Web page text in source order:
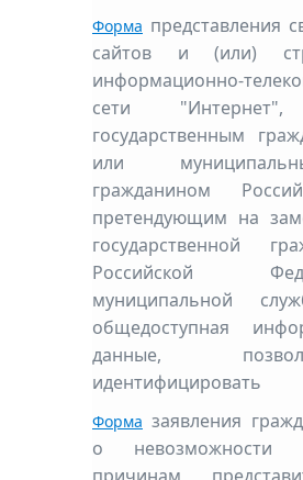
Форма представления
сайтов и (или)
информационно-
сети
государственным
или
гражданином
претендующим на
государственной
Российской
муниципальной
общедоступная
данные,
идентифицировать
Форма заявления
о невозможности